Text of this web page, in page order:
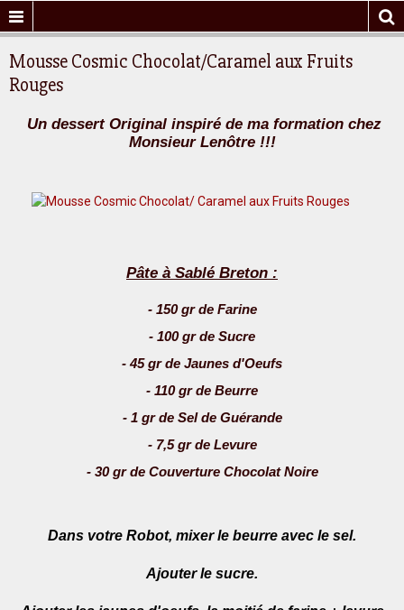
Mousse Cosmic Chocolat/Caramel aux Fruits
Rouges
Un dessert Original inspiré de ma formation chez
Monsieur Lenôtre !!!
Pâte à Sablé Breton :
- 150 gr de Farine
- 100 gr de Sucre
- 45 gr de Jaunes d'Oeufs
- 110 gr de Beurre
- 1 gr de Sel de Guérande
- 7,5 gr de Levure
- 30 gr de Couverture Chocolat Noire
Dans votre Robot, mixer le beurre avec le sel.
Ajouter le sucre.